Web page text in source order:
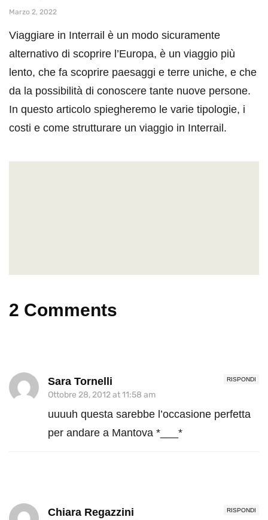
Marzo 2, 2022
Viaggiare in Interrail è un modo sicuramente
alternativo di scoprire l’Europa, è un viaggio più
lento, che fa scoprire paesaggi e terre uniche, e che
da la possibilità di conoscere tante nuove persone.
In questo articolo spiegheremo le varie tipologie, i
costi e come strutturare un viaggio in Interrail.
2 Comments
RISPONDI
Sara Tornelli
Ottobre 28, 2012 at 11:58 am
uuuuh questa sarebbe l’occasione perfetta
per andare a Mantova *___*
RISPONDI
Chiara Regazzini